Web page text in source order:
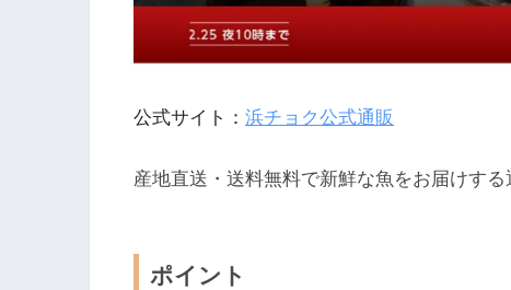
公式サイト： 浜チョク公式通販
産地直送・送料無料で新鮮な魚をお届けする
ポイント